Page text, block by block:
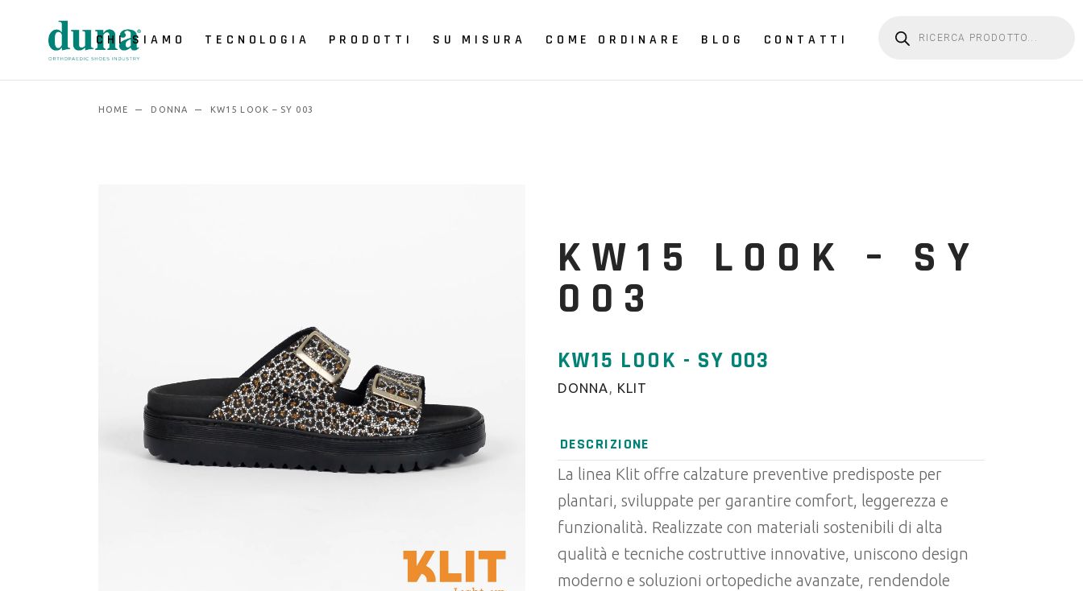
CHI SIAMO TECNOLOGIA PRODOTTI SU MISURA COME ORDINARE BLOG CONTATTI
HOME DONNA KW15 LOOK – SY 003
KW15 LOOK – SY
003
KW15 LOOK - SY 003
DONNA, KLIT
DESCRIZIONE
La linea Klit offre calzature preventive predisposte per
plantari, sviluppate per garantire comfort, leggerezza e
funzionalità. Realizzate con materiali sostenibili di alta
qualità e tecniche costruttive innovative, uniscono design
moderno e soluzioni ortopediche avanzate, rendendole